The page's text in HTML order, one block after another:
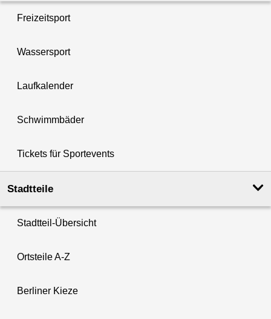
Freizeitsport
Wassersport
Laufkalender
Schwimmbäder
Tickets für Sportevents
Stadtteile
Stadtteil-Übersicht
Ortsteile A-Z
Berliner Kieze